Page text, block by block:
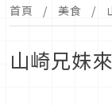
首頁 美食
山崎兄妹